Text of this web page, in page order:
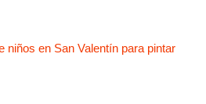
niños en San Valentín para pintar